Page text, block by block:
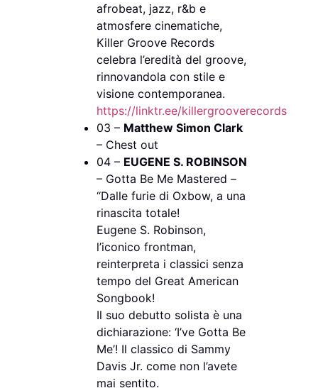
afrobeat, jazz, r&b e
atmosfere cinematiche,
Killer Groove Records
celebra l’eredità del groove,
rinnovandola con stile e
visione contemporanea.
https://linktr.ee/killergrooverecords
03 – Matthew Simon Clark
– Chest out
04 – EUGENE S. ROBINSON
– Gotta Be Me Mastered –
“Dalle furie di Oxbow, a una
rinascita totale!
Eugene S. Robinson,
l’iconico frontman,
reinterpreta i classici senza
tempo del Great American
Songbook!
Il suo debutto solista è una
dichiarazione: ‘I’ve Gotta Be
Me’! Il classico di Sammy
Davis Jr. come non l’avete
mai sentito.